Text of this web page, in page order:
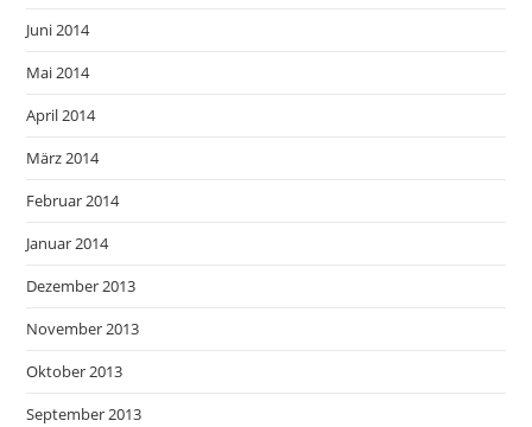
Juni 2014
Mai 2014
April 2014
März 2014
Februar 2014
Januar 2014
Dezember 2013
November 2013
Oktober 2013
September 2013